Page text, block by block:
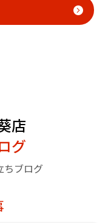
店
グ
ちブログ